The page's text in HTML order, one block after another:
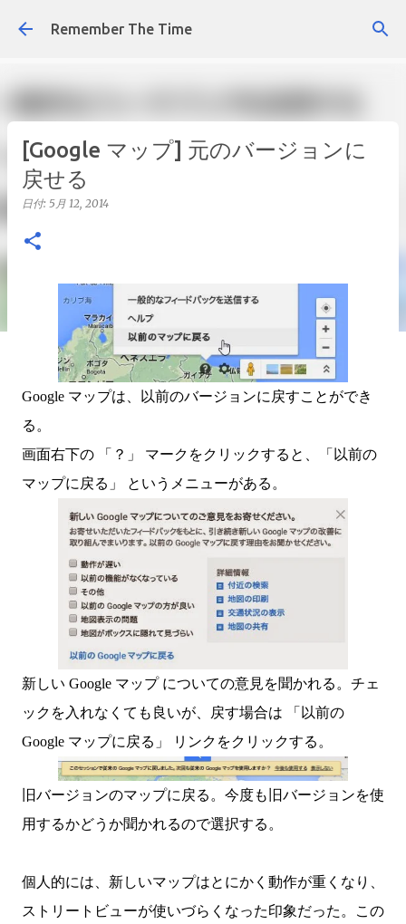
スキップしてメイン コンテンツに移動
Remember The Time
[Google マップ] 元のバージョンに
戻せる
日付: 5月 12, 2014
Google マップは、以前のバージョンに戻すことができ
る。
画面右下の 「？」 マークをクリックすると、「以前の
マップに戻る」 というメニューがある。
新しい Google マップ についての意見を聞かれる。チェ
ックを入れなくても良いが、戻す場合は 「以前の
Google マップに戻る」 リンクをクリックする。
旧バージョンのマップに戻る。今度も旧バージョンを使
用するかどうか聞かれるので選択する。
個人的には、新しいマップはとにかく動作が重くなり、
ストリートビューが使いづらくなった印象だった。この